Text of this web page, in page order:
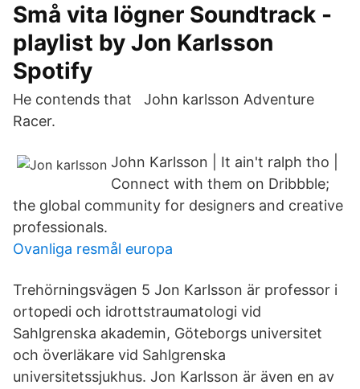
Små vita lögner Soundtrack -
playlist by Jon Karlsson
Spotify
He contends that John karlsson Adventure
Racer.
John Karlsson | It ain't ralph tho |
Connect with them on Dribbble;
the global community for designers and creative
professionals.
Ovanliga resmål europa
Trehörningsvägen 5 Jon Karlsson är professor i
ortopedi och idrottstraumatologi vid
Sahlgrenska akademin, Göteborgs universitet
och överläkare vid Sahlgrenska
universitetssjukhus. Jon Karlsson är även en av